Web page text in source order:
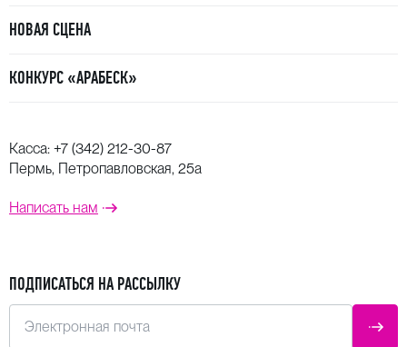
НОВАЯ СЦЕНА
КОНКУРС «АРАБЕСК»
Касса: +7 (342) 212-30-87
Пермь, Петропавловская, 25а
Написать нам
ПОДПИСАТЬСЯ НА РАССЫЛКУ
Электронная почта